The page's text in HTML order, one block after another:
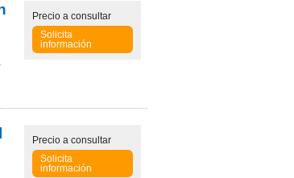
Precioa consultar
Solicita
información
Precioa consultar
Solicita
información